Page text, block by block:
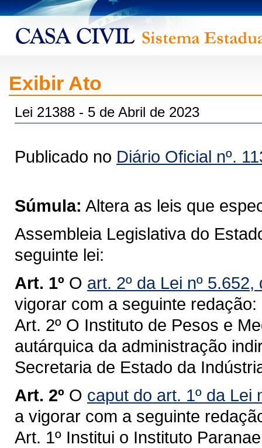
Exibir Ato
Lei 21388 - 5 de Abril de 2023
Publicado no Diário Oficial nº.
Súmula: Altera as leis que
Assembleia Legislativa do
seguinte lei:
Art. 1º O art. 2º da Lei nº
vigorar com a seguinte redação:
Art. 2º O Instituto de Pesos e
autárquica da administração
Secretaria de Estado da
Art. 2º O caput do art. 1º da Lei
a vigorar com a seguinte
Art. 1º Institui o Instituto